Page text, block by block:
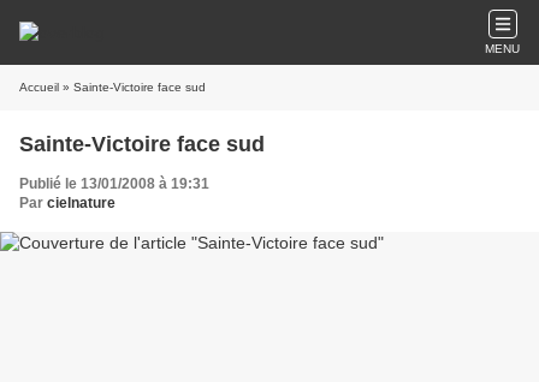
MENU
Accueil » Sainte-Victoire face sud
Sainte-Victoire face sud
Publié le 13/01/2008 à 19:31
Par cielnature